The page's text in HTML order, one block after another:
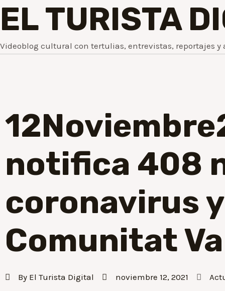
EL TURISTA
Videoblog cultural con tertulias, entrevistas, reportajes y
notifica 408
coronavirus
Comunitat
By El Turista Digital noviembre 12, 2021